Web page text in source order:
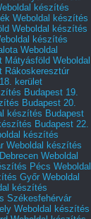
készítés
Weboldal készítés
Weboldal készítés
készítés
Weboldal
Mátyásföld Weboldal
Rákoskeresztúr
kerület
Budapest 19.
Budapest 20.
készítés Budapest
Budapest 22.
készítés
Weboldal készítés
Weboldal
Pécs Weboldal
Győr Weboldal
készítés
Székesfehérvár
Weboldal készítés